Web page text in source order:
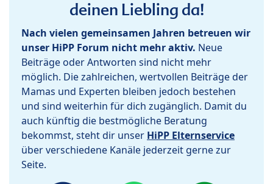
deinen Liebling da!
Nach vielen gemeinsamen Jahren betreuen wir
unser HiPP Forum nicht mehr aktiv. Neue
Beiträge oder Antworten sind nicht mehr
möglich. Die zahlreichen, wertvollen Beiträge der
Mamas und Experten bleiben jedoch bestehen
und sind weiterhin für dich zugänglich. Damit du
auch künftig die bestmögliche Beratung
bekommst, steht dir unser HiPP Elternservice
über verschiedene Kanäle jederzeit gerne zur
Seite.